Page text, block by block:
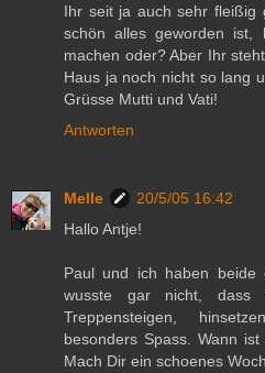
Ihr seit ja auch sehr fleißig
schön alles geworden ist,
machen oder? Aber Ihr
Haus ja noch nicht so lang
Grüsse Mutti und Vati!
Antworten
Melle
20/5/05 16:42
Hallo Antje!
Paul und ich haben beide
wusste gar nicht, dass
Treppensteigen,
besonders Spass. Wann
Mach Dir ein schoenes